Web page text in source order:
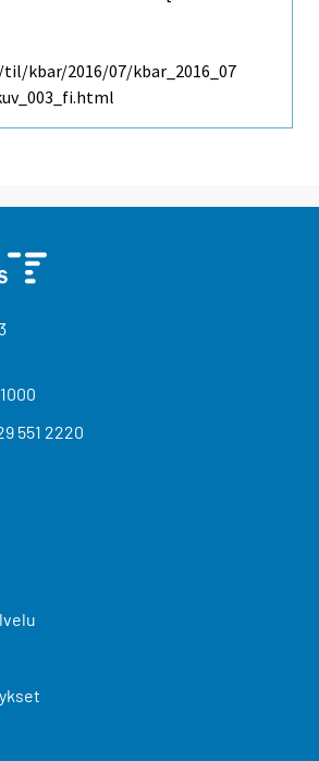
kbar/2016/07/kbar_2016_07
551 2220